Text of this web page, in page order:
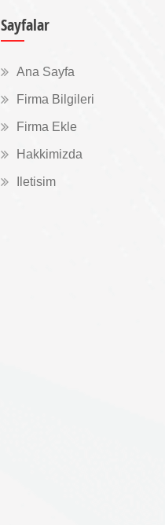
Sayfalar
Ana Sayfa
Firma Bilgileri
Firma Ekle
Hakkimizda
Iletisim